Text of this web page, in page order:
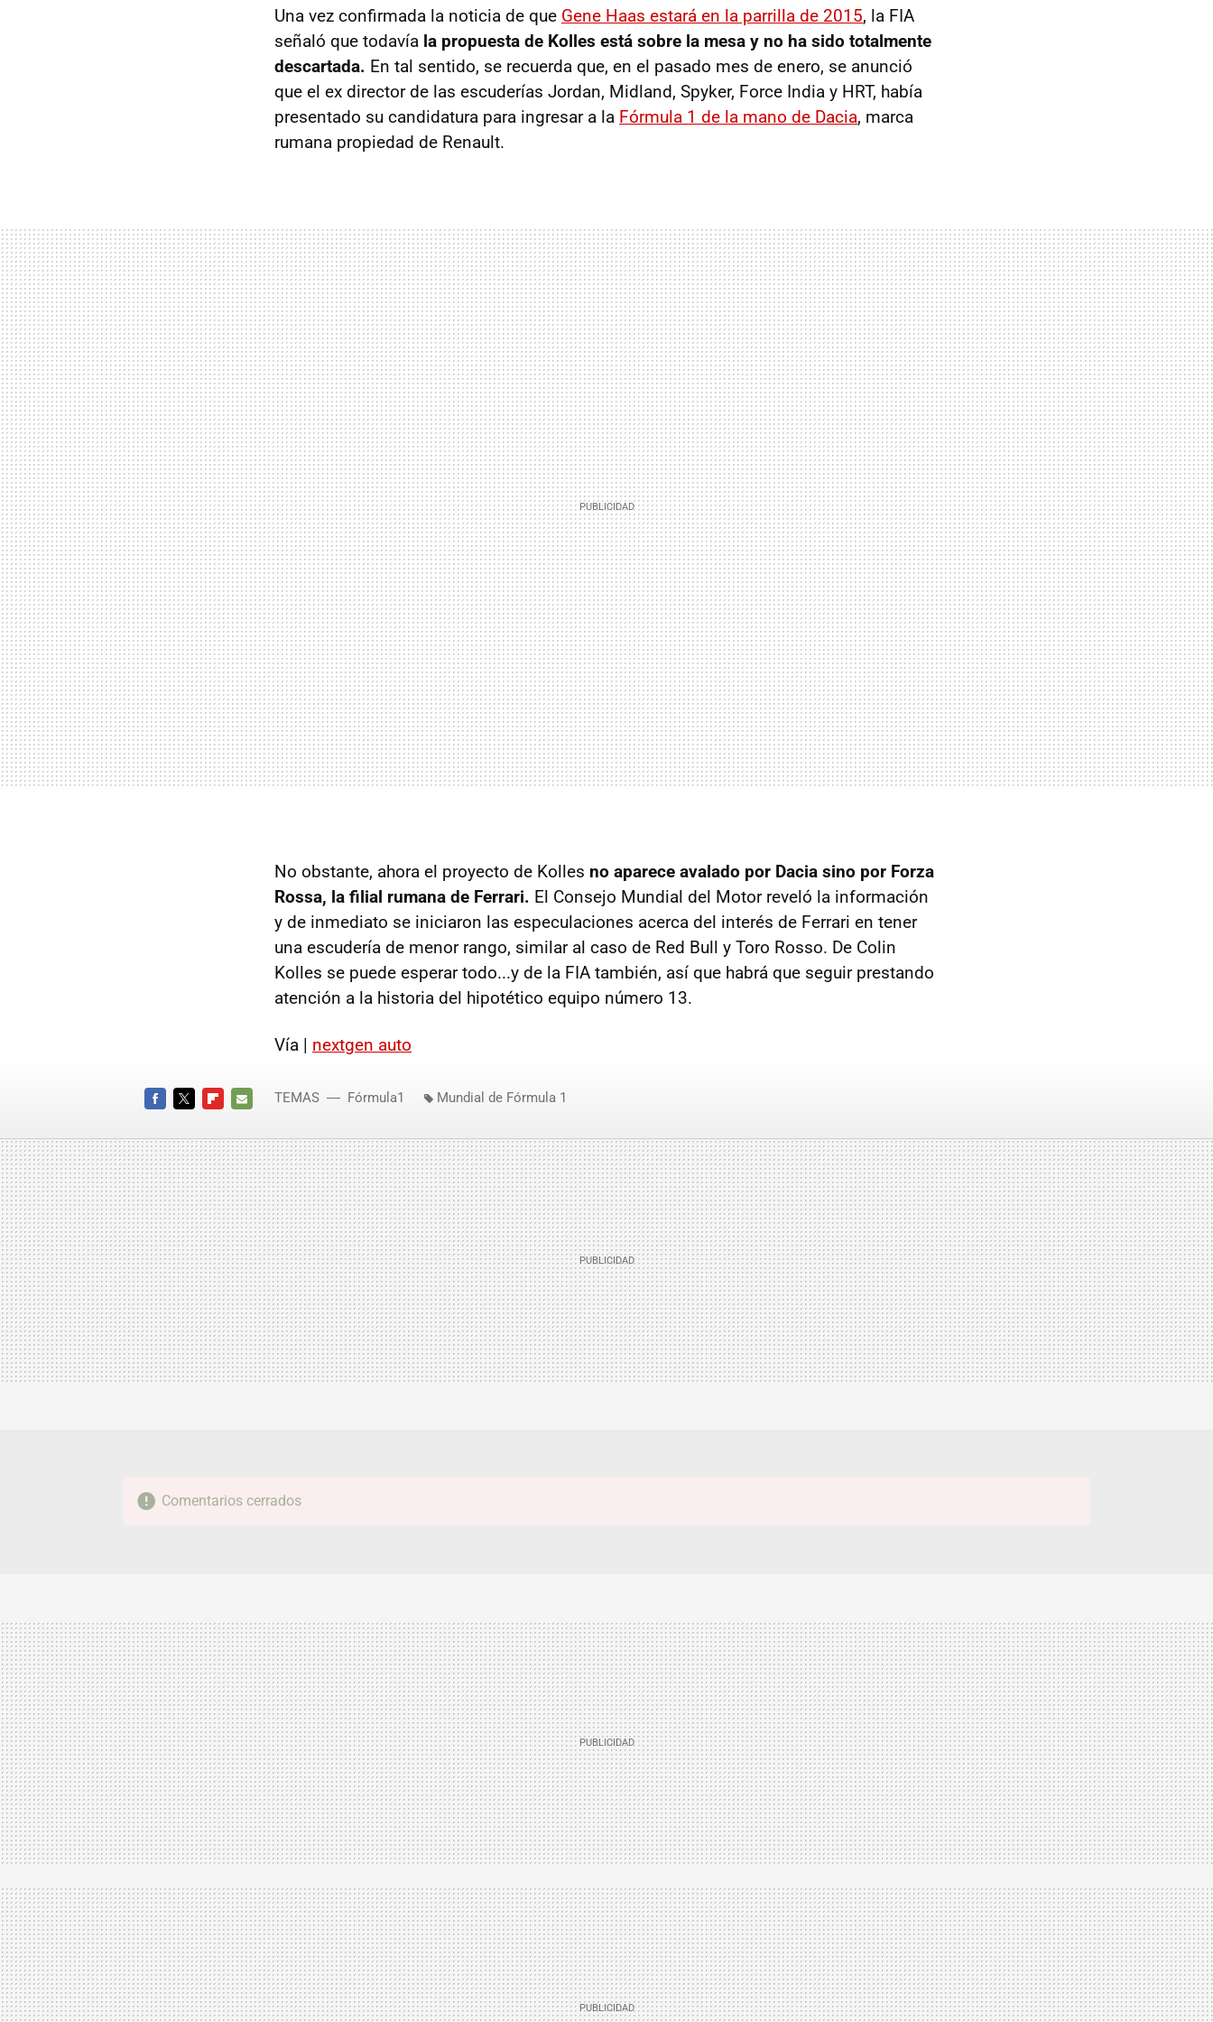
Una vez confirmada la noticia de que Gene Haas estará en la parrilla de 2015, la FIA
señaló que todavía la propuesta de Kolles está sobre la mesa y no ha sido totalmente
descartada. En tal sentido, se recuerda que, en el pasado mes de enero, se anunció
que el ex director de las escuderías Jordan, Midland, Spyker, Force India y HRT, había
presentado su candidatura para ingresar a la Fórmula 1 de la mano de Dacia, marca
rumana propiedad de Renault.
No obstante, ahora el proyecto de Kolles no aparece avalado por Dacia sino por Forza
Rossa, la filial rumana de Ferrari. El Consejo Mundial del Motor reveló la información
y de inmediato se iniciaron las especulaciones acerca del interés de Ferrari en tener
una escudería de menor rango, similar al caso de Red Bull y Toro Rosso. De Colin
Kolles se puede esperar todo...y de la FIA también, así que habrá que seguir prestando
atención a la historia del hipotético equipo número 13.
Vía | nextgen auto
MAIL
TEMAS Fórmula1 Mundial de Fórmula 1
Comentarios cerrados